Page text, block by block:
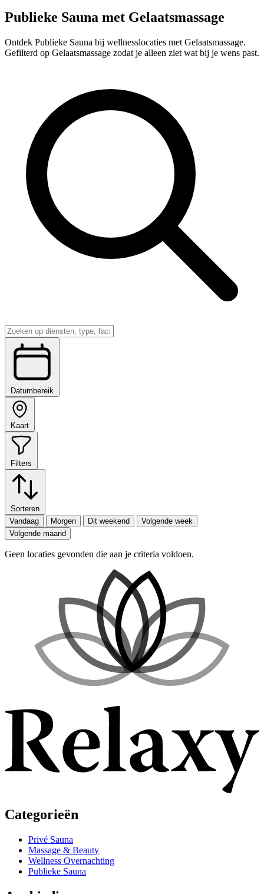
Publieke Sauna met Gelaatsmassage
Ontdek Publieke Sauna bij wellnesslocaties met Gelaatsmassage.
Gefilterd op Gelaatsmassage zodat je alleen ziet wat bij je wens past.
Datumbereik
Kaart
Filters
Sorteren
Vandaag
Morgen Dit weekend
Volgende week
Volgende maand
Geen locaties gevonden die aan je criteria voldoen.
Categorieën
Privé Sauna
Massage & Beauty
Wellness Overnachting
Publieke Sauna